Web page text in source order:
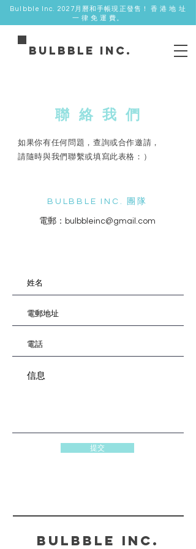
Bulbble Inc. 2027月曆和手帳現正發售！ 香 港 地 址
一 律 免 運 費。
Bulbble Inc.
聯 絡 我 們
如果你有任何問題，查詢或合作邀請，
請隨時與我們聯繫或填寫此表格：）
BULBBLE INC. 團隊
電郵： bulbbleinc@gmail.com
提交
Bulbble Inc.